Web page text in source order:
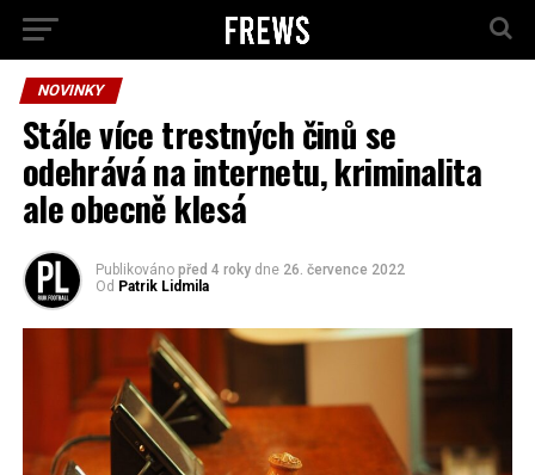
NOVINKY
Stále více trestných činů se
odehrává na internetu, kriminalita
ale obecně klesá
Publikováno před 4 roky dne 26. července 2022
Od Patrik Lidmila